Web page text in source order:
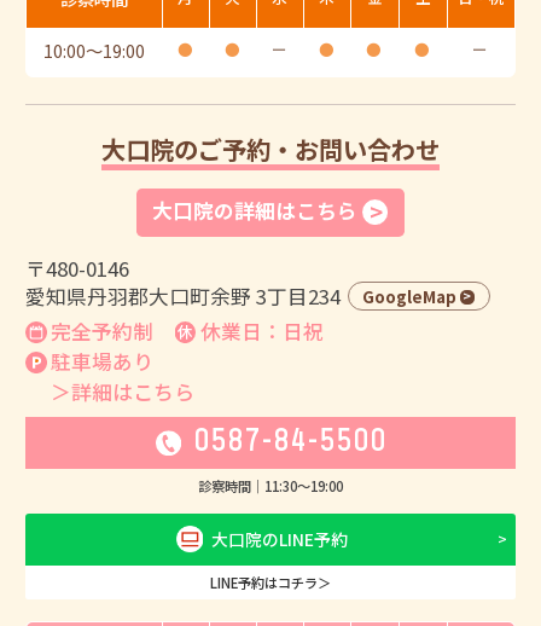
10:00〜19:00 ● ● ー ● ● ● ー
大口院のご予約・お問い合わせ
大口院の詳細はこちら
〒480-0146
愛知県丹羽郡大口町余野 3丁目234
GoogleMap
完全予約制
休業日：日祝
駐車場あり
＞詳細はこちら
0587-84-5500
診察時間｜ 11:30〜19:00
大口院のLINE予約
LINE予約はコチラ＞